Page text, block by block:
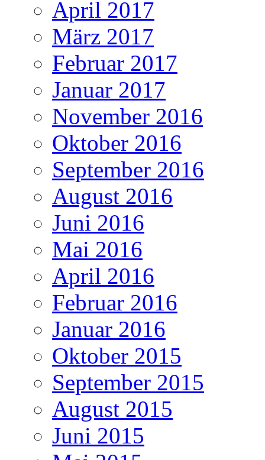
April 2017
März 2017
Februar 2017
Januar 2017
November 2016
Oktober 2016
September 2016
August 2016
Juni 2016
Mai 2016
April 2016
Februar 2016
Januar 2016
Oktober 2015
September 2015
August 2015
Juni 2015